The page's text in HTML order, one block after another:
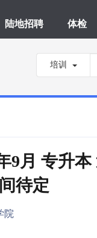
陆地招聘 体检
培训
9月 专升
待定
院